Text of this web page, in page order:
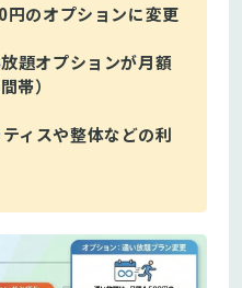
円のオプションに変更
題オプションが月額
帯）
ティスや整体などの利